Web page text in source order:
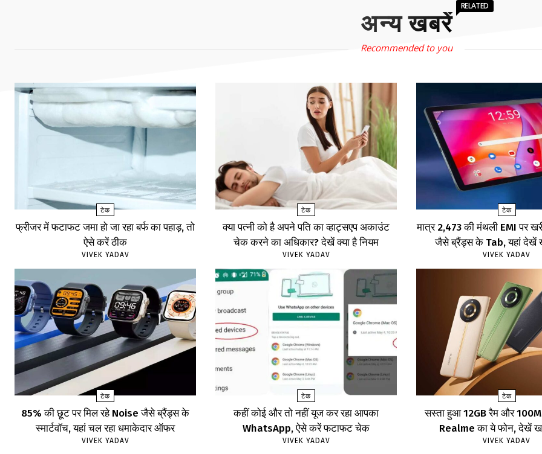
अन्य खबरें
RELATED
Recommended to you
टेक
फ्रीजर में फटाफट जमा हो जा रहा बर्फ का पहाड़, तो
ऐसे करें ठीक
VIVEK YADAV
टेक
क्या पत्नी को है अपने पति का व्हाट्सएप अकाउंट
चेक करने का अधिकार? देखें क्या है नियम
VIVEK YADAV
टेक
मात्र ₹2,473 की मंथली EMI पर
जैसे ब्रैंड्स के Tab, यहां देखें
VIVEK YADAV
टेक
85% की छूट पर मिल रहे Noise जैसे ब्रैंड्स के
स्मार्टवॉच, यहां चल रहा धमाकेदार ऑफर
VIVEK YADAV
टेक
कहीं कोई और तो नहीं यूज कर रहा आपका
WhatsApp, ऐसे करें फटाफट चेक
VIVEK YADAV
टेक
सस्ता हुआ 12GB रैम और
Realme का ये फोन, देखें
VIVEK YADAV